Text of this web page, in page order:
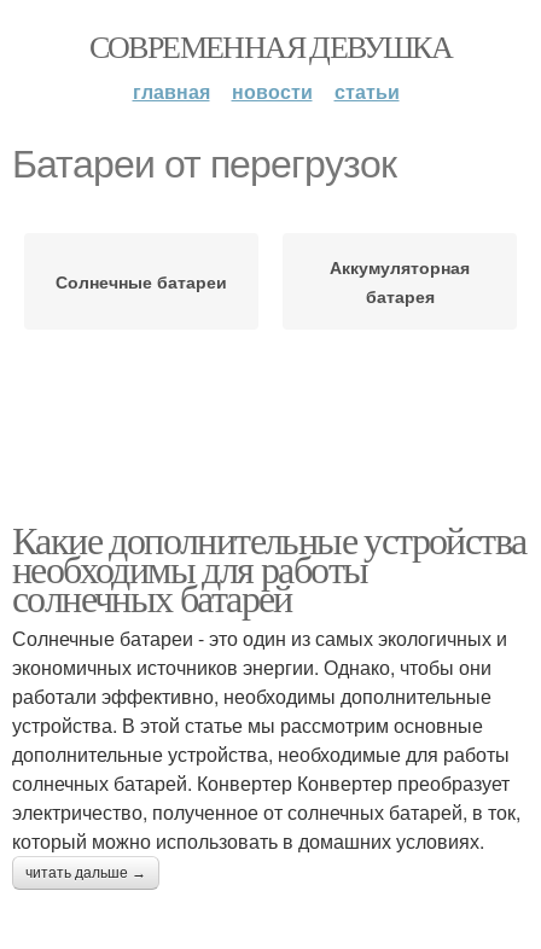
СОВРЕМЕННАЯ ДЕВУШКА
главная новости статьи
Батареи от перегрузок
Солнечные батареи
Аккумуляторная
батарея
Какие дополнительные устройства
необходимы для работы
солнечных батарей
Солнечные батареи - это один из самых экологичных и
экономичных источников энергии. Однако, чтобы они
работали эффективно, необходимы дополнительные
устройства. В этой статье мы рассмотрим основные
дополнительные устройства, необходимые для работы
солнечных батарей. Конвертер Конвертер преобразует
электричество, полученное от солнечных батарей, в ток,
который можно использовать в домашних условиях.
читать дальше →